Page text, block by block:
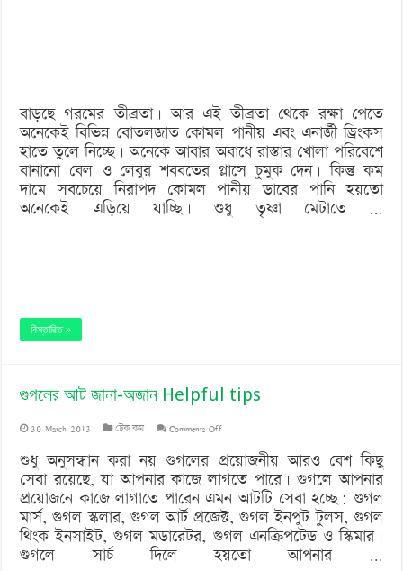
বাড়ছে গরমের তীব্রতা। আর এই তীব্রতা থেকে রক্ষা পেতে
অনেকেই বিভিন্ন বোতলজাত কোমল পানীয় এবং এনার্জী ড্রিংকস
হাতে তুলে নিচ্ছে। অনেকে আবার অবাধে রাস্তার খোলা পরিবেশে
বানানো বেল ও লেবুর শববতের গ্লাসে চুমুক দেন। কিন্তু কম
দামে সবচেয়ে নিরাপদ কোমল পানীয় ডাবের পানি হয়তো
অনেকেই এড়িয়ে যাচ্ছি। শুধু তৃষ্ণা মেটাতে …
বিস্তারিত »
গুগলের আট জানা-অজান Helpful tips
30 March 2013 টেক.কম Comments Offon
গুগলের
আট
জানা-
অজান
Helpful
শুধু অনুসন্ধান করা নয় গুগলের প্রয়োজনীয় আরও বেশ কিছু
সেবা রয়েছে, যা আপনার কাজে লাগতে পারে। গুগলে আপনার
প্রয়োজনে কাজে লাগাতে পারেন এমন আটটি সেবা হচ্ছে: গুগল
মার্স, গুগল স্কলার, গুগল আর্ট প্রজেক্ট, গুগল ইনপুট টুলস, গুগল
থিংক ইনসাইট, গুগল মডারেটর, গুগল এনক্রিপটেড ও স্কিমার।
গুগলে সার্চ দিলে হয়তো আপনার …